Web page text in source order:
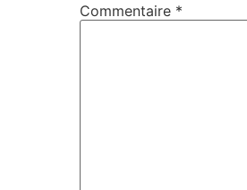
Commentaire *